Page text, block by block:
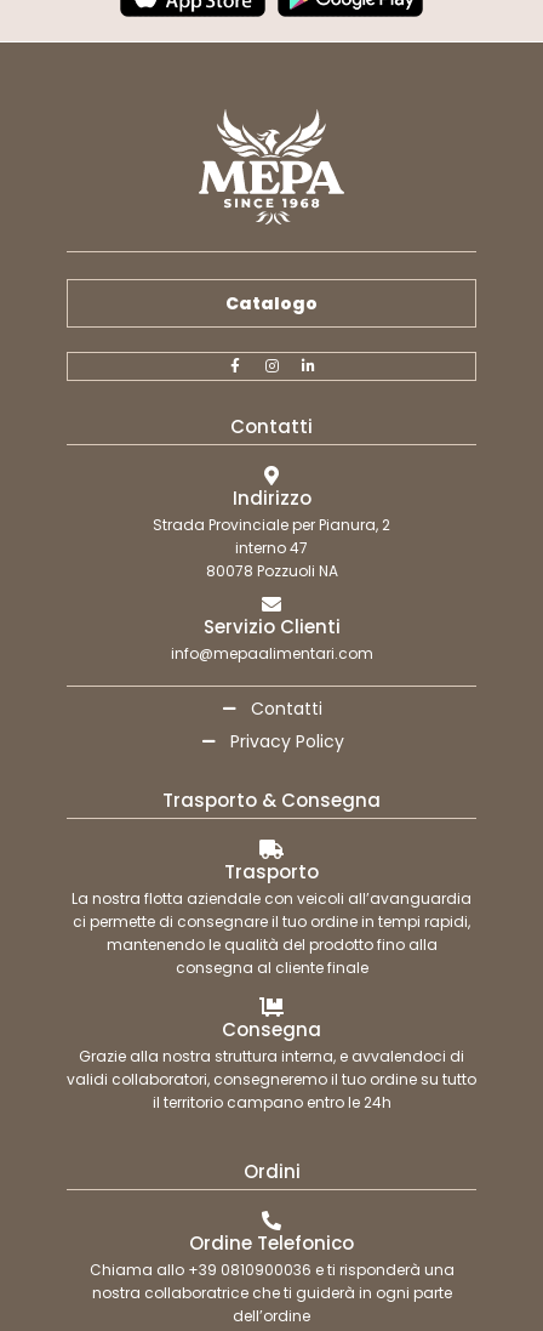
Catalogo
Contatti
Indirizzo
Strada Provinciale per Pianura, 2
interno 47
80078 Pozzuoli NA
Servizio Clienti
info@mepaalimentari.com
Contatti
Privacy Policy
Trasporto & Consegna
Trasporto
La nostra flotta aziendale con veicoli all’avanguardia
ci permette di consegnare il tuo ordine in tempi rapidi,
mantenendo le qualità del prodotto fino alla
consegna al cliente finale
Consegna
Grazie alla nostra struttura interna, e avvalendoci di
validi collaboratori, consegneremo il tuo ordine su tutto
il territorio campano entro le 24h
Ordini
Ordine Telefonico
Chiama allo +39 0810900036 e ti risponderà una
nostra collaboratrice che ti guiderà in ogni parte
dell’ordine